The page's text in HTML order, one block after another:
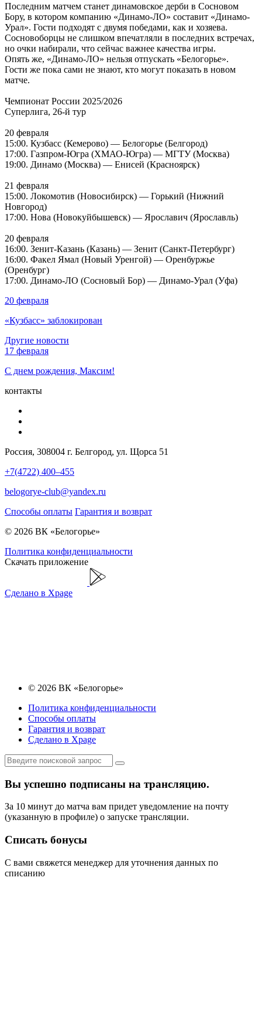
Последним матчем станет динамовское дерби в Сосновом
Бору, в котором компанию «Динамо-ЛО» составит «Динамо-
Урал». Гости подходят с двумя победами, как и хозяева.
Сосновоборцы не слишком впечатляли в последних встречах,
но очки набирали, что сейчас важнее качества игры.
Опять же, «Динамо-ЛО» нельзя отпускать «Белогорье».
Гости же пока сами не знают, кто могут показать в новом
матче.
Чемпионат России 2025/2026
Суперлига, 26-й тур
20 февраля
15:00. Кузбасс (Кемерово) — Белогорье (Белгород)
17:00. Газпром-Югра (ХМАО-Югра) — МГТУ (Москва)
19:00. Динамо (Москва) — Енисей (Красноярск)
21 февраля
15:00. Локомотив (Новосибирск) — Горький (Нижний
Новгород)
17:00. Нова (Новокуйбышевск) — Ярославич (Ярославль)
20 февраля
16:00. Зенит-Казань (Казань) — Зенит (Санкт-Петербург)
16:00. Факел Ямал (Новый Уренгой) — Оренбуржье
(Оренбург)
17:00. Динамо-ЛО (Сосновый Бор) — Динамо-Урал (Уфа)
20 февраля
«Кузбасс» заблокирован
Другие новости
17 февраля
С днем рождения, Максим!
контакты
Россия, 308004 г. Белгород, ул. Щорса 51
+7(4722) 400–455
belogorye-club@yandex.ru
Способы оплаты Гарантия и возврат
© 2026 ВК «Белогорье»
Политика конфиденциальности
Скачать приложение
Сделано в Xpage
© 2026 ВК «Белогорье»
Политика конфиденциальности
Способы оплаты
Гарантия и возврат
Сделано в Xpage
Вы успешно подписаны на трансляцию.
За 10 минут до матча вам придет уведомление на почту
(указанную в профиле) о запуске трансляции.
Списать бонусы
С вами свяжется менеджер для уточнения данных по
списанию